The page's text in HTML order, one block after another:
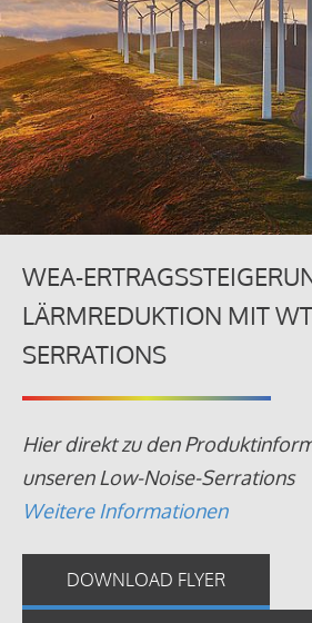
WEA-
LÄRMREDUKTION MIT
SERRATIONS
Hier direkt zu den
unseren Low-Noise-Serrations
Weitere Informationen
DOWNLOAD FLYER